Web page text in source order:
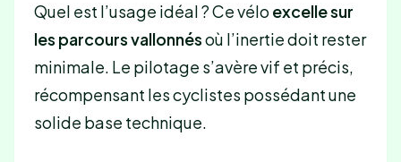
Quel est l’usage idéal ? Ce vélo excelle sur
les parcours vallonnésoù l’inertie doit rester
minimale. Le pilotage s’avère vif et précis,
récompensant les cyclistes possédant une
solide base technique.